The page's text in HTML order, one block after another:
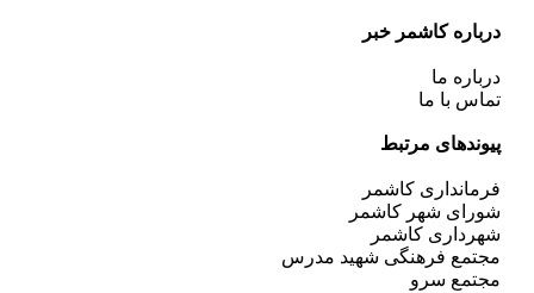
درباره کاشمر خبر
درباره ما
تماس با ما
پیوندهای مرتبط
فرمانداری کاشمر
شورای شهر کاشمر
شهرداری کاشمر
مجتمع فرهنگی شهید مدرس
مجتمع سرو